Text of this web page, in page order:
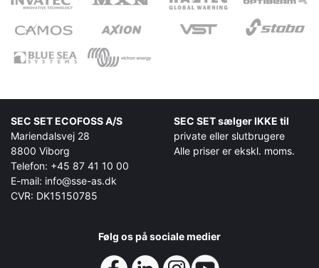
SEC SET ECOFOSS A/S
Mariendalsvej 28
8800 Viborg
Telefon: +45 87 41 10 00
E-mail: info@sse-as.dk
CVR: DK15150785
SEC SET sælger IKKE til
private eller slutbrugere
Alle priser er ekskl. moms.
Følg os på sociale medier